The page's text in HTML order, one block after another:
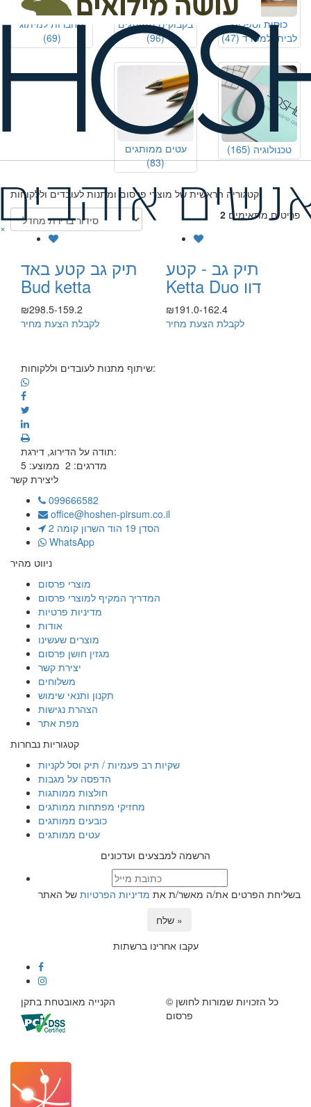
×
כוסות וספלים
לבית ולמשרד (47)
בקבוקים ממותגים
(96)
מחברות למיתוג
(69)
טכנולוגיה (165)
עטים ממותגים
(83)
2 פריטים מתאימים
תיק גב - קטע
Ketta Duo דוו
₪191.0-162.4
לקבלת הצעת מחיר
תיק גב קטע באד
Bud ketta
₪298.5-159.2
לקבלת הצעת מחיר
שיתוף מתנות לעובדים וללקוחות:
תודה על הדירוג, דירגת:
מדרגים: 2 ממוצע: 5
ליצירת קשר
099666582
office@hoshen-pirsum.co.il
הסדן 19 הוד השרון קומה 2
WhatsApp
ניווט מהיר
מוצרי פרסום
המדריך המקיף למוצרי פרסום
מדיניות פרטיות
אודות
מוצרים שעשינו
מגזין חושן פרסום
יצירת קשר
משלוחים
תקנון ותנאי שימוש
הצהרת נגישות
מפת אתר
קטגוריות נבחרות
שקיות רב פעמיות / תיק וסל לקניות
הדפסה על מגבות
חולצות ממותגות
מחזיקי מפתחות ממותגים
כובעים ממותגים
עטים ממותגים
הרשמה למבצעים ועדכונים
בשליחת הפרטים את/ה מאשר/ת את מדיניות הפרטיות של האתר
שלח »
עקבו אחרינו ברשתות
© כל הזכויות שמורות לחושן
פרסום
הקנייה מאובטחת בתקן